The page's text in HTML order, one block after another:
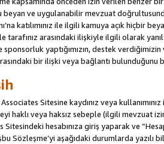
beyan ve uygulanabilir mevzuat
katılımınız ile ilgili kamuya açık hiçbir
tarafınız arasındaki ilişkiyle ilgili olarak
yaptığımızın, destek
bir ilişki veya bağlantı bulunduğunu
Sitesine kaydınız veya
haklı veya haksız sebeple (ilgili mevzuat
hesabınıza giriş yaparak ve
Sözleşme’yi aşağıdaki durumlarda yazılı